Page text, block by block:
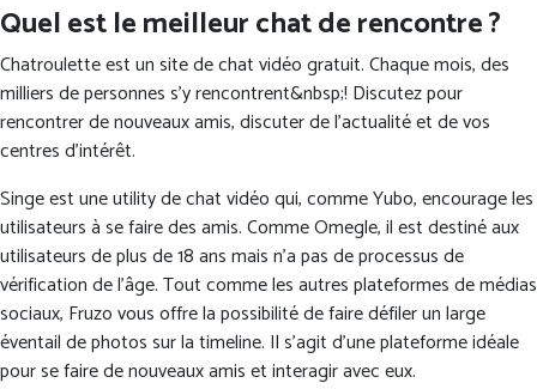
Quel est le meilleur chat de rencontre ?
Chatroulette est un site de chat vidéo gratuit. Chaque mois, des
milliers de personnes s'y rencontrent&nbsp;! Discutez pour
rencontrer de nouveaux amis, discuter de l'actualité et de vos
centres d'intérêt.
Singe est une utility de chat vidéo qui, comme Yubo, encourage les
utilisateurs à se faire des amis. Comme Omegle, il est destiné aux
utilisateurs de plus de 18 ans mais n’a pas de processus de
vérification de l’âge. Tout comme les autres plateformes de médias
sociaux, Fruzo vous offre la possibilité de faire défiler un large
éventail de photos sur la timeline. Il s’agit d’une plateforme idéale
pour se faire de nouveaux amis et interagir avec eux.